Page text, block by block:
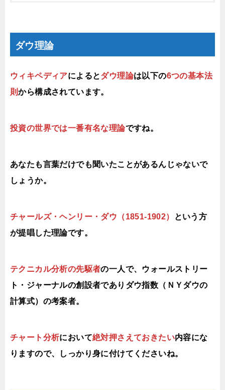
ダウ理論
ウィキペディアによるとダウ理論は以下の6つの基本法
則から構成されています。
投資の世界では一番有名な理論ですね。
あなたも言葉だけでも聞いたことがあるんじゃないで
しょうか。
チャールズ・ヘンリー・ダウ（1851-1902）
という方
が提唱した理論です。
テクニカル分析の先駆者の一人で、ウォールストリー
ト・ジャーナルの創設者でありダウ指数（ＮＹダウの
計算式）の考案者。
チャート分析において絶対押さえておきたい内容にな
りますので、しっかり身に付けてくださいね。